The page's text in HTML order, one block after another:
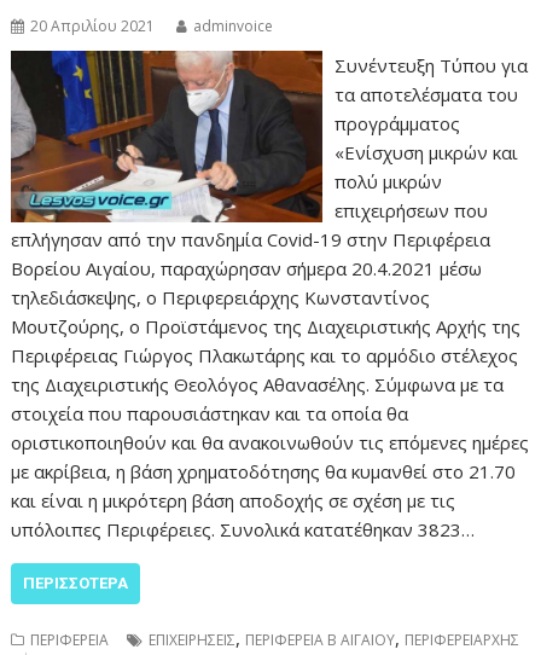
20 Απριλίου 2021 adminvoice
Συνέντευξη Τύπου για
τα αποτελέσματα του
προγράμματος
«Ενίσχυση μικρών και
πολύ μικρών
επιχειρήσεων που
επλήγησαν από την πανδημία Covid-19 στην Περιφέρεια
Βορείου Αιγαίου, παραχώρησαν σήμερα 20.4.2021 μέσω
τηλεδιάσκεψης, ο Περιφερειάρχης Κωνσταντίνος
Μουτζούρης, ο Προϊστάμενος της Διαχειριστικής Αρχής της
Περιφέρειας Γιώργος Πλακωτάρης και το αρμόδιο στέλεχος
της Διαχειριστικής Θεολόγος Αθανασέλης. Σύμφωνα με τα
στοιχεία που παρουσιάστηκαν και τα οποία θα
οριστικοποιηθούν και θα ανακοινωθούν τις επόμενες ημέρες
με ακρίβεια, η βάση χρηματοδότησης θα κυμανθεί στο 21.70
και είναι η μικρότερη βάση αποδοχής σε σχέση με τις
υπόλοιπες Περιφέρειες. Συνολικά κατατέθηκαν 3823…
ΠΕΡΙΣΣΌΤΕΡΑ
ΠΕΡΙΦΕΡΕΙΑ ΕΠΙΧΕΙΡΗΣΕΙΣ, ΠΕΡΙΦΕΡΕΙΑ Β ΑΙΓΑΙΟΥ, ΠΕΡΙΦΕΡΕΙΑΡΧHΣ